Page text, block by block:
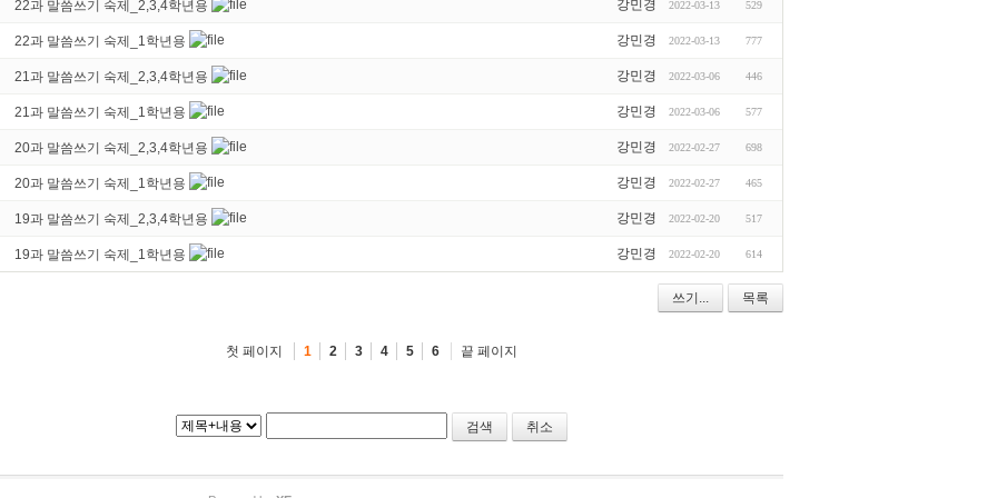
22과 말씀쓰기 숙제_2,3,4학년용 강민경 2022-03-13 529
22과 말씀쓰기 숙제_1학년용 강민경 2022-03-13 777
21과 말씀쓰기 숙제_2,3,4학년용 강민경 2022-03-06 446
21과 말씀쓰기 숙제_1학년용 강민경 2022-03-06 577
20과 말씀쓰기 숙제_2,3,4학년용 강민경 2022-02-27 698
20과 말씀쓰기 숙제_1학년용 강민경 2022-02-27 465
19과 말씀쓰기 숙제_2,3,4학년용 강민경 2022-02-20 517
19과 말씀쓰기 숙제_1학년용 강민경 2022-02-20 614
쓰기... 목록
첫 페이지 1 2 3 4 5 6 끝 페이지
취소